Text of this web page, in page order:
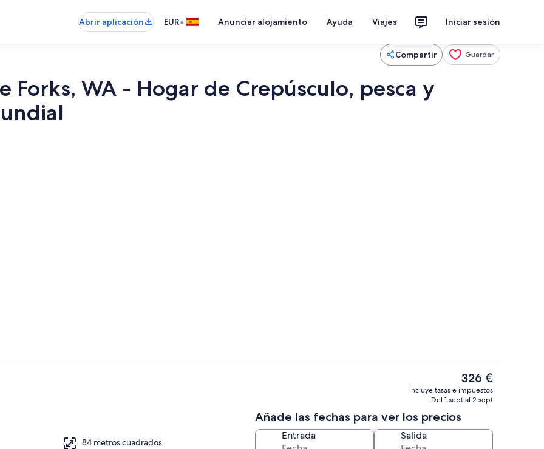
Abrir aplicación EUR• Anunciar alojamiento Ayuda Viajes Iniciar sesión
Compartir Guardar
Forks, WA - Hogar de Crepúsculo, pesca y
Una televisión
84 metros cuadrados
El
precio
actual
326 €
326 €
incluye tasas e impuestos
Del 1 sept al 2 sept
Añade las fechas para ver los precios
Entrada Salida